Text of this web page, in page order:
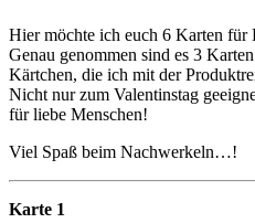
Hier möchte ich euch 6 Karten für
Genau genommen sind es 3
Kärtchen, die ich mit der
Nicht nur zum Valentinstag
für liebe Menschen!
Viel Spaß beim Nachwerkeln…!
Karte 1